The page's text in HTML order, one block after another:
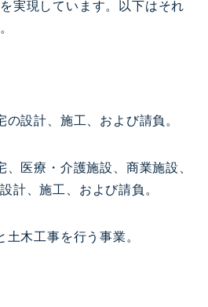
実現しています。以下はそれ
の設計、施工、および請負。
医療・介護施設、商業施設、
計、施工、および請負。
木工事を行う事業。